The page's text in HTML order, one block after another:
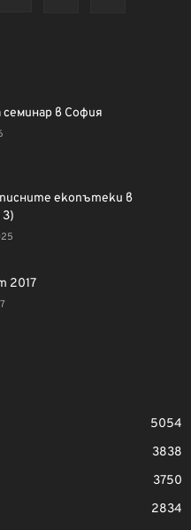
в София
екопътеки в
2017
5054
3838
3750
2834